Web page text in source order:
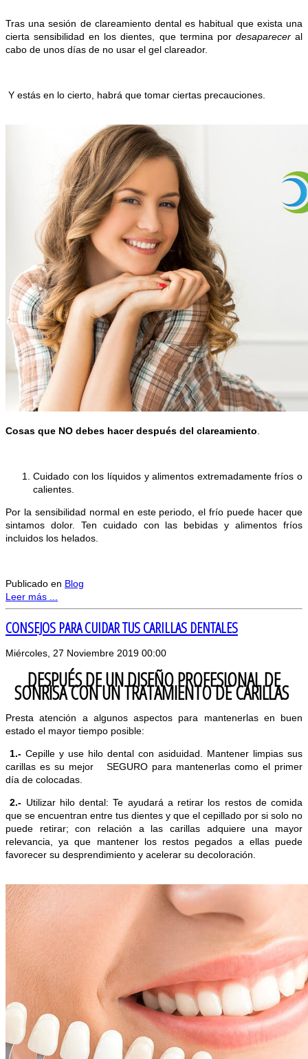
Tras una sesión de clareamiento dental es habitual que exista una
cierta sensibilidad en los dientes, que termina por desapareceral
cabo de unos días de no usar el gel clareador.
Y estás en lo cierto, habrá que tomar ciertas precauciones.
Cosas que NO debes hacer después del clareamiento
Cuidado con los líquidos y alimentos extremadamente fríos o
calientes.
Por la sensibilidad normal en este periodo, el frío puede hacer que
sintamos dolor. Ten cuidado con las bebidas y alimentos fríos
incluidos los helados.
Publicado en Blog
Leer más ...
CONSEJOS PARA CUIDAR TUS CARILLAS DENTALES
Miércoles, 27 Noviembre 2019 00:00
DESPUÉS DE UN DISEÑO PROFESIONAL DE
SONRISA CON UN TRATAMIENTO DE CARILLAS
Presta atención a algunos aspectos para mantenerlas en buen
estado el mayor tiempo posible:
1.- Cepille y use hilo dental con asiduidad. Mantener limpias sus
carillas es su mejor SEGURO para mantenerlas como el primer
día de colocadas.
2.- Utilizar hilo dental: Te ayudará a retirar los restos de comida
que se encuentran entre tus dientes y que el cepillado por si solo no
puede retirar; con relación a las carillas adquiere una mayor
relevancia, ya que mantener los restos pegados a ellas puede
favorecer su desprendimiento y acelerar su decoloración.